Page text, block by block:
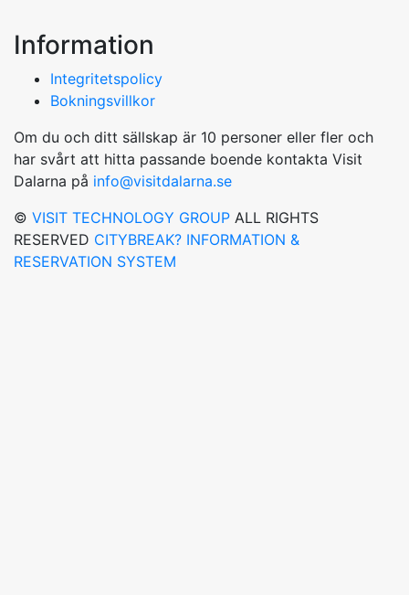
Information
Integritetspolicy
Bokningsvillkor
Om du och ditt sällskap är 10 personer eller fler och
har svårt att hitta passande boende kontakta Visit
Dalarna på info@visitdalarna.se
© VISIT TECHNOLOGY GROUP ALL RIGHTS
RESERVED CITYBREAK? INFORMATION &
RESERVATION SYSTEM